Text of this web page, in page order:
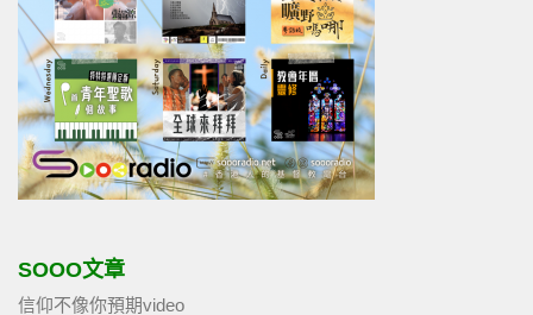
SOOO文章
信仰不像你預期video